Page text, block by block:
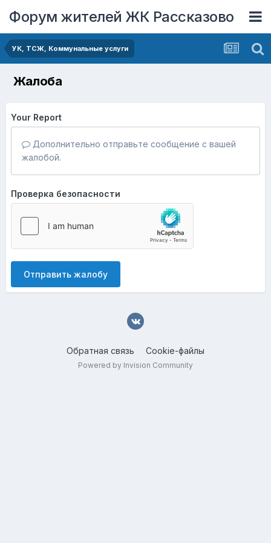
Форум жителей ЖК Рассказово
УК, ТСЖ, Коммунальные услуги
Жалоба
Your Report
Дополнительно отправьте сообщение с вашей
жалобой.
Проверка безопасности
Отправить жалобу
Обратная связь Cookie-файлы
Powered by Invision Community